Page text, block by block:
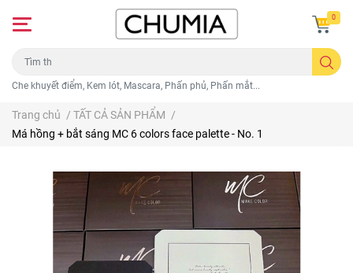
Che khuyết điểm, Kem lót, Mascara, Phấn phủ, Phấn mắt...
0
Trang chủ / TẤT CẢ SẢN PHẨM /
Má hồng + bắt sáng MC 6 colors face palette - No. 1